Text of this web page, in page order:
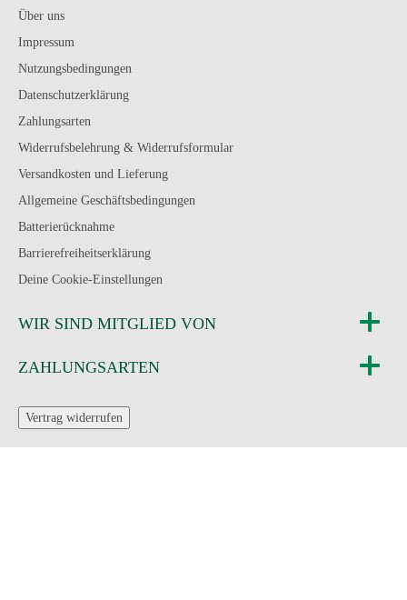
Über uns
Impressum
Nutzungsbedingungen
Datenschutzerklärung
Zahlungsarten
Widerrufsbelehrung & Widerrufsformular
Versandkosten und Lieferung
Allgemeine Geschäftsbedingungen
Batterierücknahme
Barrierefreiheitserklärung
Deine Cookie-Einstellungen
WIR SIND MITGLIED VON
ZAHLUNGSARTEN
Vertrag widerrufen